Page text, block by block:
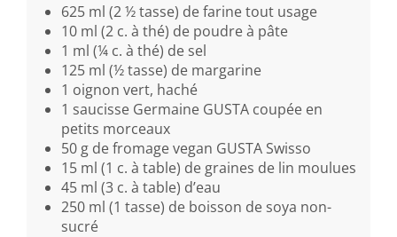
625 ml (2 ½ tasse) de farine tout usage
10 ml (2 c. à thé) de poudre à pâte
1 ml (¼ c. à thé) de sel
125 ml (½ tasse) de margarine
1 oignon vert, haché
1 saucisse Germaine GUSTA coupée en
petits morceaux
50 g de fromage vegan GUSTA Swisso
15 ml (1 c. à table) de graines de lin moulues
45 ml (3 c. à table) d’eau
250 ml (1 tasse) de boisson de soya non-
sucré